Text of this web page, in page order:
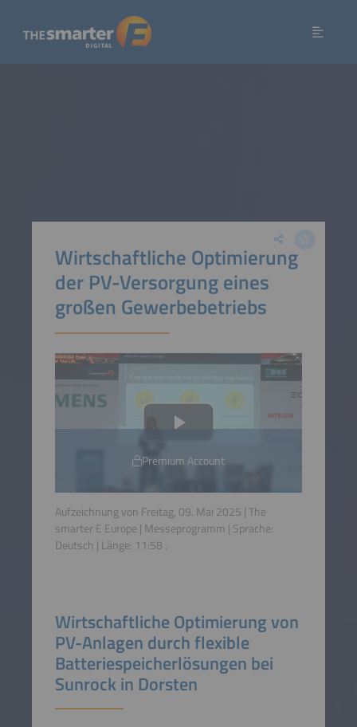
Wirtschaftliche Optimierung
der PV-Versorgung eines
großen Gewerbebetriebs
Premium Account
Aufzeichnung von Freitag, 09. Mai 2025 | The
smarter E Europe | Messeprogramm | Sprache:
Deutsch | Länge: 11:58 .
Wirtschaftliche Optimierung von
PV-Anlagen durch flexible
Batteriespeicherlösungen bei
Sunrock in Dorsten